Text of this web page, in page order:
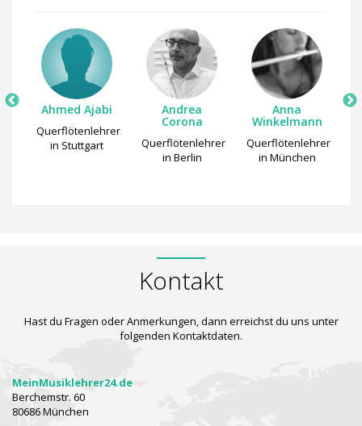
Ahmed Ajabi
Querflötenlehrer
in Stuttgart
Andrea
Corona
Querflötenlehrer
in Berlin
Anna
Winkelmann
Querflötenlehrer
in München
Kontakt
Hast du Fragen oder Anmerkungen, dann erreichst du uns unter
folgenden Kontaktdaten.
MeinMusiklehrer24.de
Berchemstr. 60
80686 München